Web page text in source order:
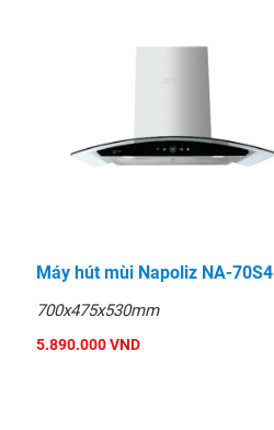
Máy hút mùi Napoliz NA-70S4
700x475x530mm
5.890.000 VND